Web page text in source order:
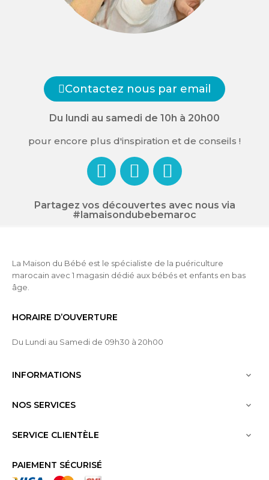
Contactez nous par email
Du lundi au samedi de 10h à 20h00
pour encore plus d'inspiration et de conseils !
Partagez vos découvertes avec nous via
#lamaisondubebemaroc
La Maison du Bébé est le spécialiste de la puériculture
marocain avec 1 magasin dédié aux bébés et enfants en bas
âge.
HORAIRE D’OUVERTURE
Du Lundi au Samedi de 09h30 à 20h00
INFORMATIONS 
NOS SERVICES 
SERVICE CLIENTÈLE 
PAIEMENT SÉCURISÉ